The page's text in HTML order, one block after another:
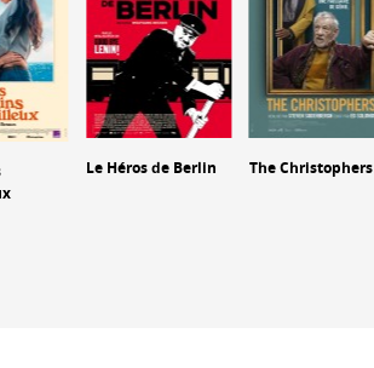
Le Héros de Berlin The Christophers